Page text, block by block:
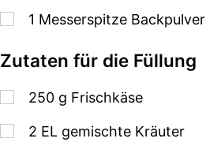
1 Messerspitze Backpulver
Zutaten für die Füllung
250 g Frischkäse
2 EL gemischte Kräuter